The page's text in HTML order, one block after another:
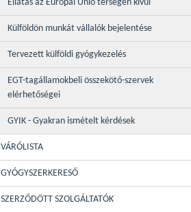
Ellátás az Európai Unió térségén kívül
Külföldön munkát vállalók bejelentése
Tervezett külföldi gyógykezelés
EGT-tagállamokbeli összekötő-szervek
elérhetőségei
GYIK - Gyakran ismételt kérdések
VÁRÓLISTA
GYÓGYSZERKERESŐ
SZERZŐDÖTT SZOLGÁLTATÓK